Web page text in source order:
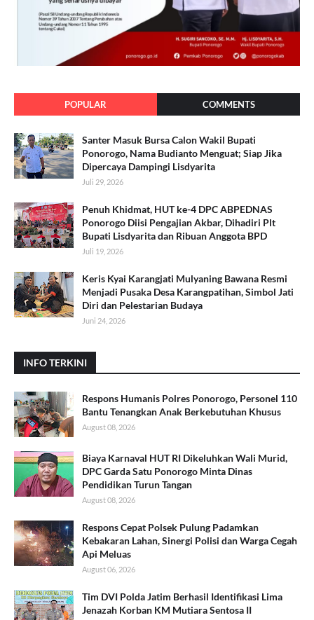
POPULAR COMMENTS
Santer Masuk Bursa Calon Wakil Bupati
Ponorogo, Nama Budianto Menguat; Siap Jika
Dipercaya Dampingi Lisdyarita
Juli 29, 2026
Penuh Khidmat, HUT ke-4 DPC ABPEDNAS
Ponorogo Diisi Pengajian Akbar, Dihadiri Plt
Bupati Lisdyarita dan Ribuan Anggota BPD
Juli 19, 2026
Keris Kyai Karangjati Mulyaning Bawana Resmi
Menjadi Pusaka Desa Karangpatihan, Simbol Jati
Diri dan Pelestarian Budaya
Juni 24, 2026
INFO TERKINI
Respons Humanis Polres Ponorogo, Personel 110
Bantu Tenangkan Anak Berkebutuhan Khusus
August 08, 2026
Biaya Karnaval HUT RI Dikeluhkan Wali Murid,
DPC Garda Satu Ponorogo Minta Dinas
Pendidikan Turun Tangan
August 08, 2026
Respons Cepat Polsek Pulung Padamkan
Kebakaran Lahan, Sinergi Polisi dan Warga Cegah
Api Meluas
August 06, 2026
Tim DVI Polda Jatim Berhasil Identifikasi Lima
Jenazah Korban KM Mutiara Sentosa II